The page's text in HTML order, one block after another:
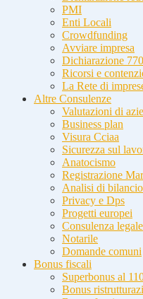
PMI
Enti Locali
Crowdfunding
Avviare impresa
Dichiarazione 770
Ricorsi e
La Rete di
Altre Consulenze
Valutazioni di
Business plan
Visura Cciaa
Sicurezza sul
Anatocismo
Registrazione
Analisi di bilancio
Privacy e Dps
Progetti europei
Consulenza legale
Notarile
Domande comuni
Bonus fiscali
Superbonus al
Bonus